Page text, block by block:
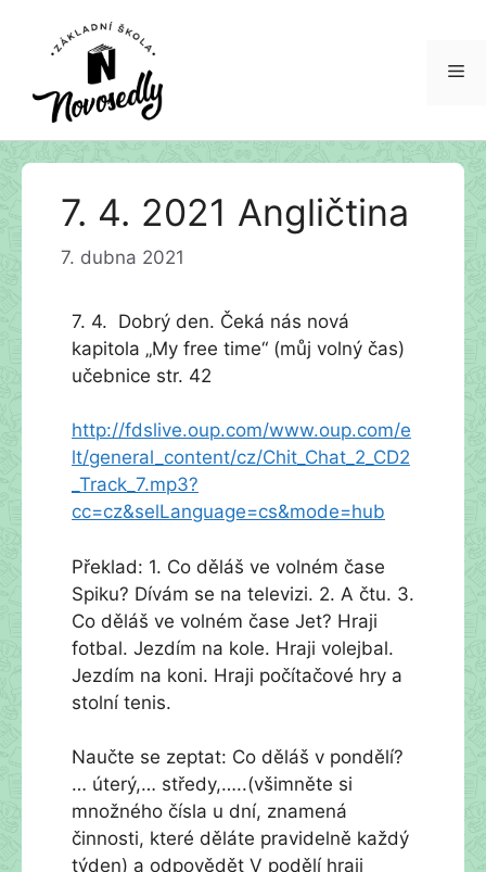
Přeskočit
7. 4. 2021 Angličtina
7. dubna 2021
7. 4. Dobrý den. Čeká nás nová
kapitola „My free time“ (můj volný čas)
učebnice str. 42
http://fdslive.oup.com/www.oup.com/e
lt/general_content/cz/Chit_Chat_2_CD2
_Track_7.mp3?
cc=cz&selLanguage=cs&mode=hub
Překlad: 1. Co děláš ve volném čase
Spiku? Dívám se na televizi. 2. A čtu. 3.
Co děláš ve volném čase Jet? Hraji
fotbal. Jezdím na kole. Hraji volejbal.
Jezdím na koni. Hraji počítačové hry a
stolní tenis.
Naučte se zeptat: Co děláš v pondělí?
… úterý,… středy,…..(všimněte si
množného čísla u dní, znamená
činnosti, které děláte pravidelně každý
týden) a odpovědět V podělí hraji